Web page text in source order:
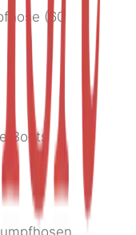
(60
Boots